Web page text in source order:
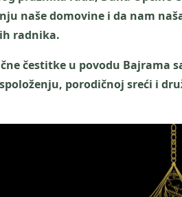
naše domovine i da nam
radnika.
čestitke u povodu Bajrama
porodičnoj sreći i